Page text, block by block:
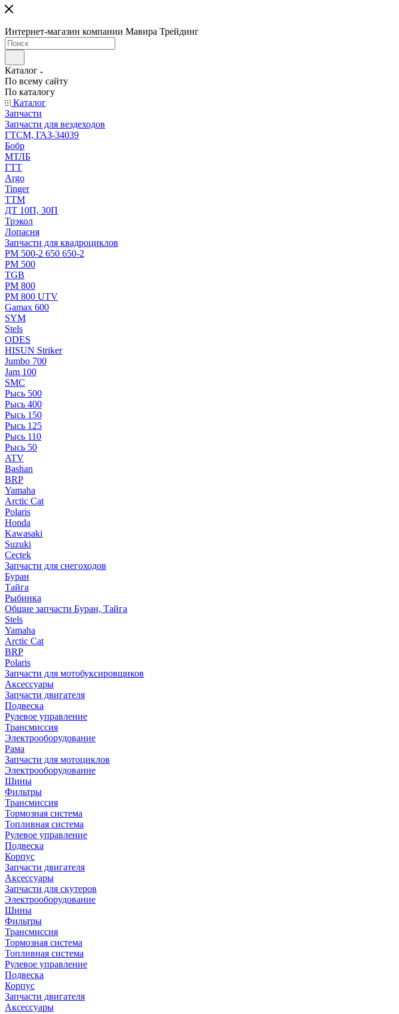
Интернет-магазин компании Мавира Трейдинг
Каталог
По всему сайту
По каталогу
Каталог
Запчасти
Запчасти для вездеходов
ГТСМ, ГАЗ-34039
Бобр
МТЛБ
ГТТ
Argo
Tinger
ТТМ
ДТ 10П, 30П
Трэкол
Лопасня
Запчасти для квадроциклов
РМ 500-2 650 650-2
РМ 500
TGB
РМ 800
РМ 800 UTV
Gamax 600
SYM
Stels
ОDЕS
HISUN Striker
Jumbo 700
Jam 100
SMC
Рысь 500
Рысь 400
Рысь 150
Рысь 125
Рысь 110
Рысь 50
ATV
Bashan
BRP
Yamaha
Arctic Cat
Polaris
Honda
Kawasaki
Suzuki
Cectek
Запчасти для снегоходов
Буран
Тайга
Рыбинка
Общие запчасти Буран, Тайга
Stels
Yamaha
Arctic Cat
BRP
Polaris
Запчасти для мотобуксировщиков
Аксессуары
Запчасти двигателя
Подвеска
Рулевое управление
Трансмиссия
Электрооборудование
Рама
Запчасти для мотоциклов
Электрооборудование
Шины
Фильтры
Трансмиссия
Тормозная система
Топливная система
Рулевое управление
Подвеска
Корпус
Запчасти двигателя
Аксессуары
Запчасти для скутеров
Электрооборудование
Шины
Фильтры
Трансмиссия
Тормозная система
Топливная система
Рулевое управление
Подвеска
Корпус
Запчасти двигателя
Аксессуары